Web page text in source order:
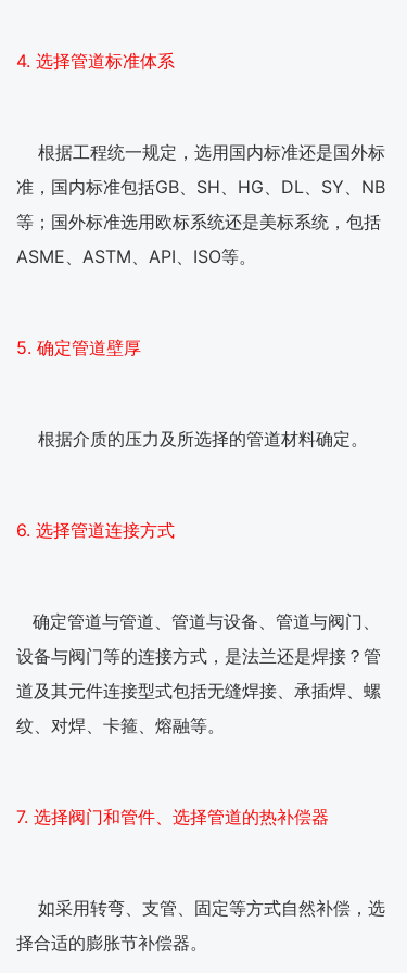
4. 选择管道标准体系
根据工程统一规定，选用国内标准还是国外标
准，国内标准包括GB、SH、HG、DL、SY、NB
等；国外标准选用欧标系统还是美标系统，包括
ASME、ASTM、API、ISO等。
5. 确定管道壁厚
根据介质的压力及所选择的管道材料确定。
6. 选择管道连接方式
确定管道与管道、管道与设备、管道与阀门、
设备与阀门等的连接方式，是法兰还是焊接？管
道及其元件连接型式包括无缝焊接、承插焊、螺
纹、对焊、卡箍、熔融等。
7. 选择阀门和管件、选择管道的热补偿器
如采用转弯、支管、固定等方式自然补偿，选
择合适的膨胀节补偿器。